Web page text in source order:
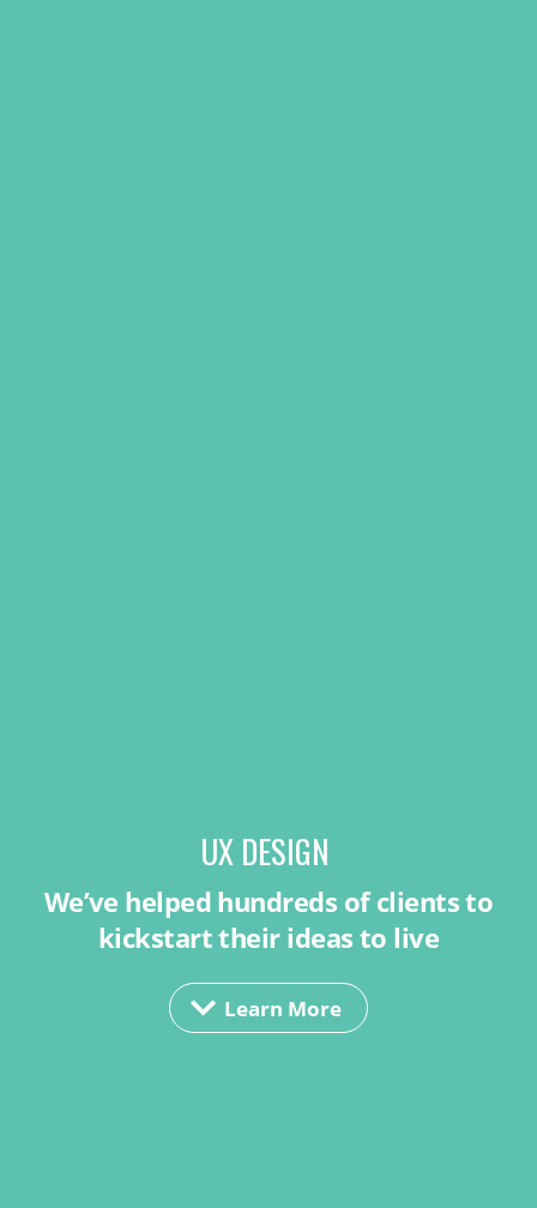
UX DESIGN
We’ve helped hundreds of clients to
kickstart their ideas to live
Learn More